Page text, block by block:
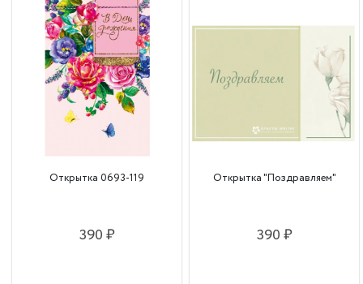
Открытка 0693-119
390 ₽
Открытка "Поздравляем"
390 ₽